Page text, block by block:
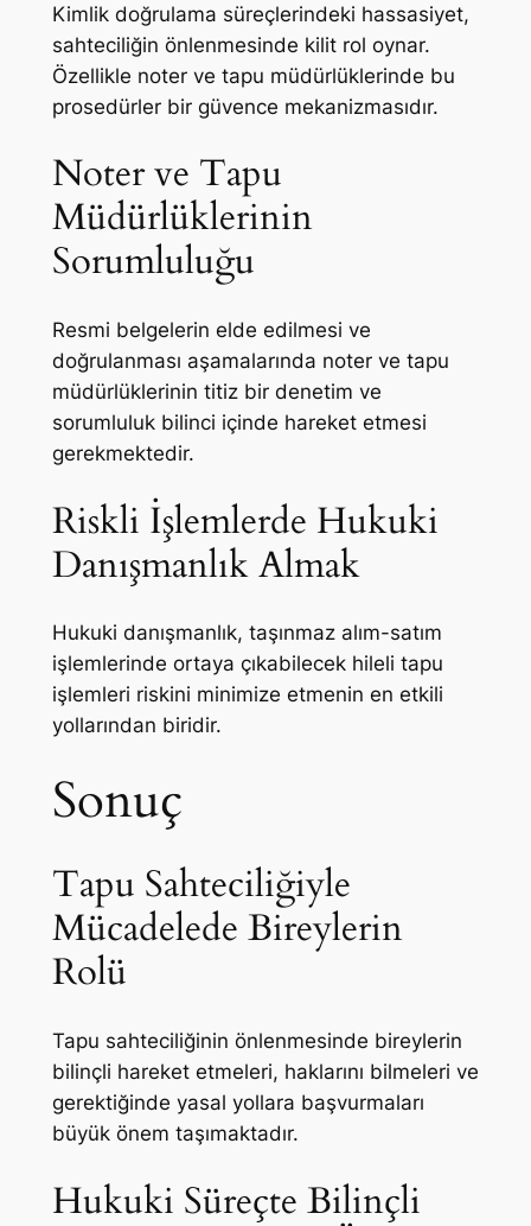
Kimlik doğrulama süreçlerindeki hassasiyet,
sahteciliğin önlenmesinde kilit rol oynar.
Özellikle noter ve tapu müdürlüklerinde bu
prosedürler bir güvence mekanizmasıdır.
Noter ve Tapu
Müdürlüklerinin
Sorumluluğu
Resmi belgelerin elde edilmesi ve
doğrulanması aşamalarında noter ve tapu
müdürlüklerinin titiz bir denetim ve
sorumluluk bilinci içinde hareket etmesi
gerekmektedir.
Riskli İşlemlerde Hukuki
Danışmanlık Almak
Hukuki danışmanlık, taşınmaz alım-satım
işlemlerinde ortaya çıkabilecek hileli tapu
işlemleri riskini minimize etmenin en etkili
yollarından biridir.
Sonuç
Tapu Sahteciliğiyle
Mücadelede Bireylerin
Rolü
Tapu sahteciliğinin önlenmesinde bireylerin
bilinçli hareket etmeleri, haklarını bilmeleri ve
gerektiğinde yasal yollara başvurmaları
büyük önem taşımaktadır.
Hukuki Süreçte Bilinçli